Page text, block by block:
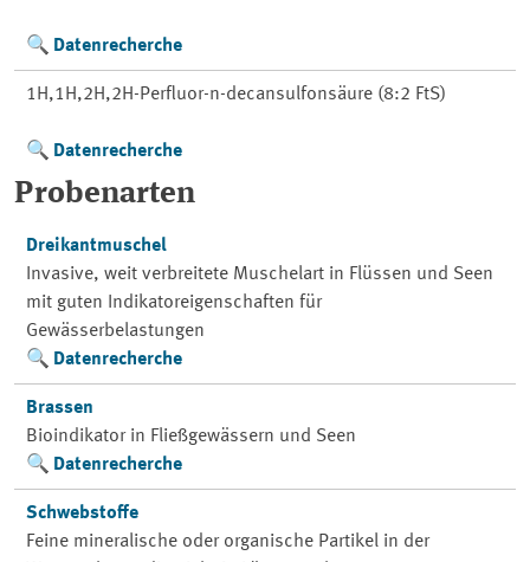
Datenrecherche
1H,1H,2H,2H-Perfluor-n-decansulfonsäure (8:2 FtS)
Datenrecherche
Probenarten
Dreikantmuschel
Invasive, weit verbreitete Muschelart in Flüssen und Seen
mit guten Indikatoreigenschaften für
Gewässerbelastungen
Datenrecherche
Brassen
Bioindikator in Fließgewässern und Seen
Datenrecherche
Schwebstoffe
Feine mineralische oder organische Partikel in der